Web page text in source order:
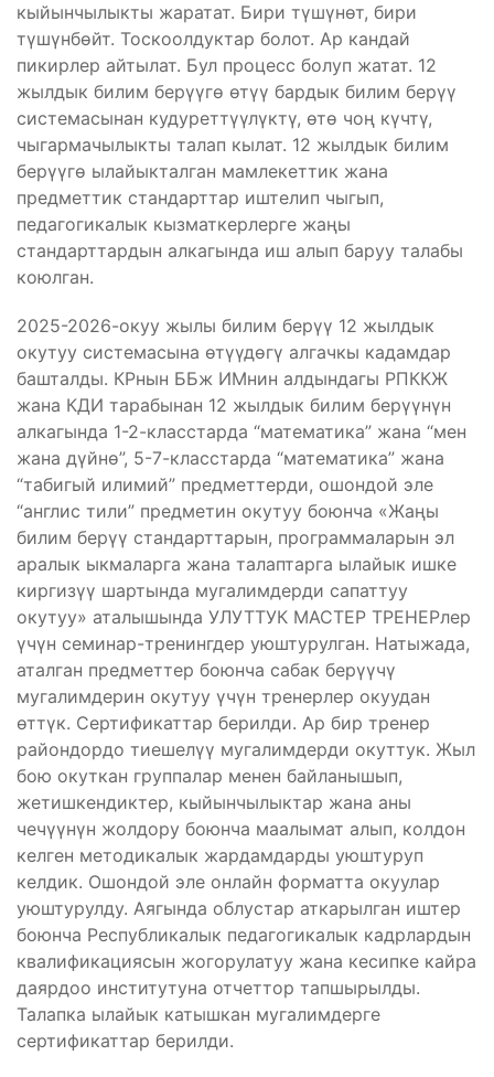
кыйынчылыкты жаратат. Бири түшүнөт, бири
түшүнбөйт. Тоскоолдуктар болот. Ар кандай
пикирлер айтылат. Бул процесс болуп жатат. 12
жылдык билим берүүгө өтүү бардык билим берүү
системасынан кудуреттүүлүктү, өтө чоң күчтү,
чыгармачылыкты талап кылат. 12 жылдык билим
берүүгө ылайыкталган мамлекеттик жана
предметтик стандарттар иштелип чыгып,
педагогикалык кызматкерлерге жаңы
стандарттардын алкагында иш алып баруу талабы
коюлган.
2025-2026-окуу жылы билим берүү 12 жылдык
окутуу системасына өтүүдөгү алгачкы кадамдар
башталды. КРнын ББж ИМнин алдындагы РПККЖ
жана КДИ тарабынан 12 жылдык билим берүүнүн
алкагында 1-2-класстарда “математика” жана “мен
жана дүйнө”, 5-7-класстарда “математика” жана
“табигый илимий” предметтерди, ошондой эле
“англис тили” предметин окутуу боюнча «Жаңы
билим берүү стандарттарын, программаларын эл
аралык ыкмаларга жана талаптарга ылайык ишке
киргизүү шартында мугалимдерди сапаттуу
окутуу» аталышында УЛУТТУК МАСТЕР ТРЕНЕРлер
үчүн семинар-тренингдер уюштурулган. Натыжада,
аталган предметтер боюнча сабак берүүчү
мугалимдерин окутуу үчүн тренерлер окуудан
өттүк. Сертификаттар берилди. Ар бир тренер
райондордо тиешелүү мугалимдерди окуттук. Жыл
бою окуткан группалар менен байланышып,
жетишкендиктер, кыйынчылыктар жана аны
чечүүнүн жолдору боюнча маалымат алып, колдон
келген методикалык жардамдарды уюштуруп
келдик. Ошондой эле онлайн форматта окуулар
уюштурулду. Аягында облустар аткарылган иштер
боюнча Республикалык педагогикалык кадрлардын
квалификациясын жогорулатуу жана кесипке кайра
даярдоо институтуна отчеттор тапшырылды.
Талапка ылайык катышкан мугалимдерге
сертификаттар берилди.